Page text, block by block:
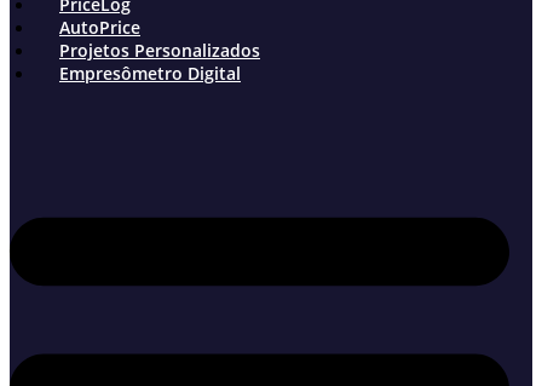
AutoPrice
Projetos Personalizados
Empresômetro Digital